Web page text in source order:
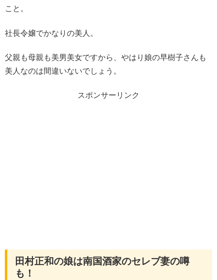
こと。
社長令嬢でかなりの美人。
父親も母親も美男美女ですから、やはり娘の早樹子さんも
美人なのは間違いないでしょう。
スポンサーリンク
田村正和の娘は南国酒家のセレブ妻の噂
も！